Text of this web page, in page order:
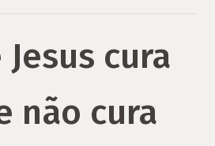
cura
não cura